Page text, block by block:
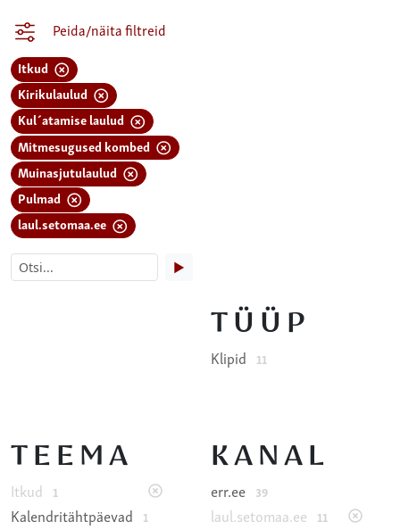
Peida/näita filtreid
Itkud
Kirikulaulud
Kul´atamise laulud
Mitmesugused kombed
Muinasjutulaulud
Pulmad
laul.setomaa.ee
▶
TÜÜP
Klipid 11
TEEMA
Itkud 1
Kalendritähtpäevad 1
KANAL
err.ee 39
laul.setomaa.ee 11